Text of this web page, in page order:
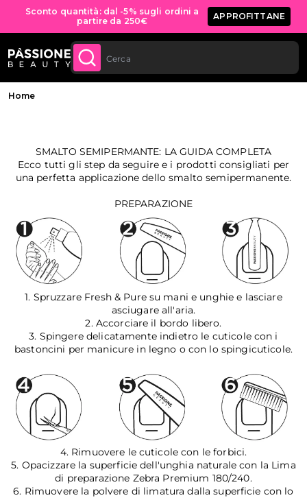
Sconto quantità: dal -5% sugli ordini a
partire da 250€
APPROFITTANE
Briciole di pane
Home
SMALTO SEMIPERMANTE: LA GUIDA COMPLETA
Ecco tutti gli step da seguire e i prodotti consigliati per
una perfetta applicazione dello smalto semipermanente.
PREPARAZIONE
1. Spruzzare Fresh & Pure su mani e unghie e lasciare
asciugare all'aria.
2. Accorciare il bordo libero.
3. Spingere delicatamente indietro le cuticole con i
bastoncini per manicure in legno o con lo spingicuticole.
4. Rimuovere le cuticole con le forbici.
5. Opacizzare la superficie dell'unghia naturale con la Lima
di preparazione Zebra Premium 180/240.
6. Rimuovere la polvere di limatura dalla superficie con lo